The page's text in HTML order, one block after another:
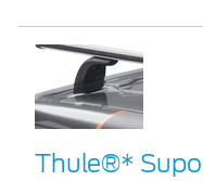
Thule®*